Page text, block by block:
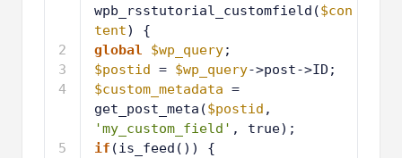
2
3
4
5
wpb_rsstutorial_customfield($con
tent) {
global
$wp_query;
$postid = $wp_query->post->ID;
$custom_metadata =
get_post_meta($postid
'my_custom_field' , true);
if (is_feed()) {